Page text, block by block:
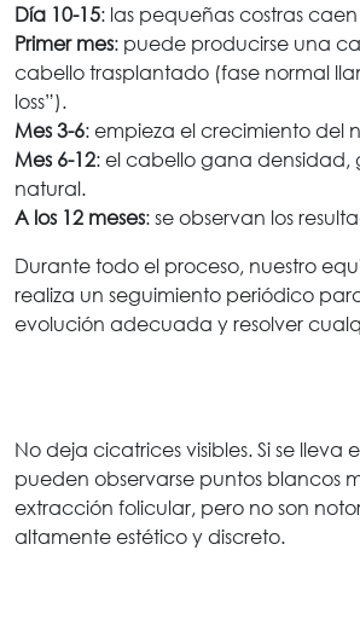
Día 10-15: las pequeñas costras
Primer mes: puede producirse una
cabello trasplantado (fase normal
loss”).
Mes 3-6: empieza el crecimiento del
Mes 6-12: el cabello gana densidad,
natural.
A los 12 meses: se observan los
Durante todo el proceso, nuestro
realiza un seguimiento periódico
evolución adecuada y resolver
No deja cicatrices visibles. Si se lleva
pueden observarse puntos blancos
extracción folicular, pero no son
altamente estético y discreto.